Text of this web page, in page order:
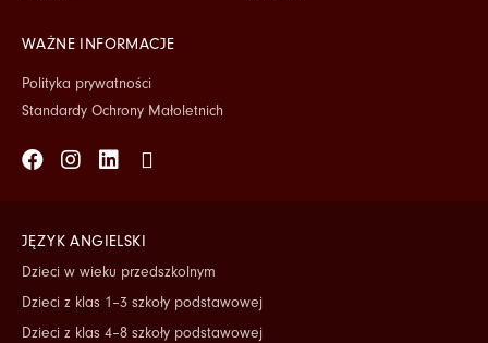
WAŻNE INFORMACJE
Polityka prywatności
Standardy Ochrony Małoletnich
Facebook
Instagram
Linkedin
Tiktok
JĘZYK ANGIELSKI
Dzieci w wieku przedszkolnym
Dzieci z klas 1–3 szkoły podstawowej
Dzieci z klas 4–8 szkoły podstawowej